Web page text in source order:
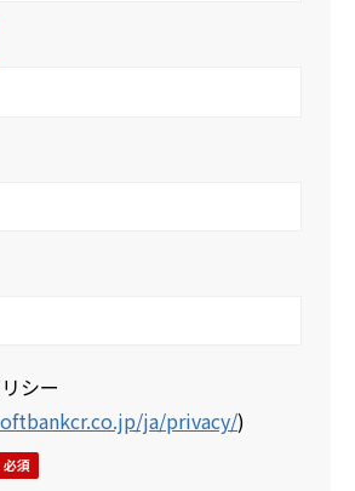
シー
ja/privacy/)